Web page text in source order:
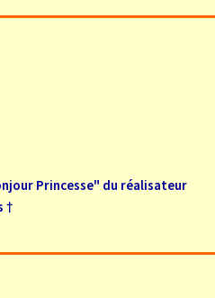
Princesse" du réalisateur
†